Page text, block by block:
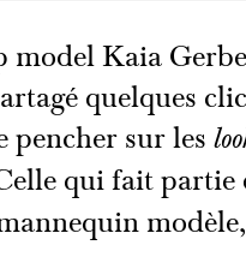
Kaia
quelques
pencher sur les
qui fait partie